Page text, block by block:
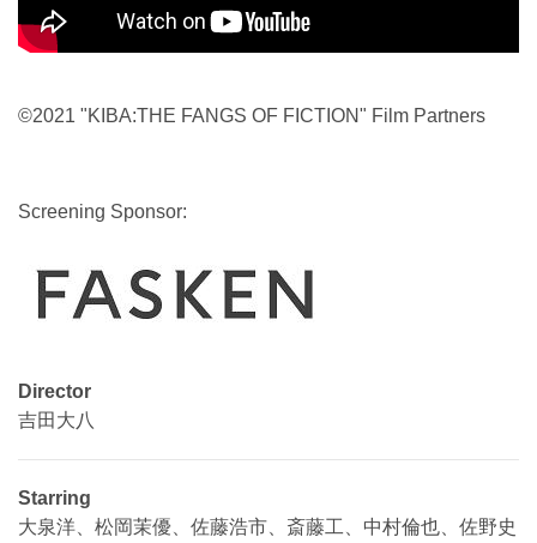
©2021 "KIBA:THE FANGS OF FICTION" Film Partners
Screening Sponsor:
Director
吉田大八
Starring
大泉洋、松岡茉優、佐藤浩市、斎藤工、中村倫也、佐野史